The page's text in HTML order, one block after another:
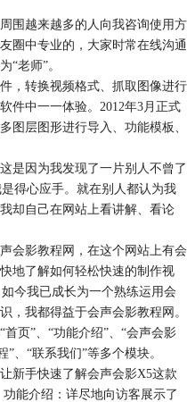
围越来越多的人向我咨询使用方
圈中专业的，大家时常在线沟通
“老师”。
，转换视频格式、抓取图像进行
件中一一体验。2012年3月正式
图层图形进行导入、功能模板、
是因为我发现了一片别人不曾了
得心应手。就在别人都认为我
却自己在网站上看讲解、看论
会影教程网，在这个网站上有会
地了解如何轻松快速的制作视
今我已成长为一个熟练运用会
，我都得益于会声会影教程网。
页”、“功能介绍”、“会声会影
、“联系我们”等多个模块。
新手快速了解会声会影X5这款
能介绍：详尽地向访客展示了